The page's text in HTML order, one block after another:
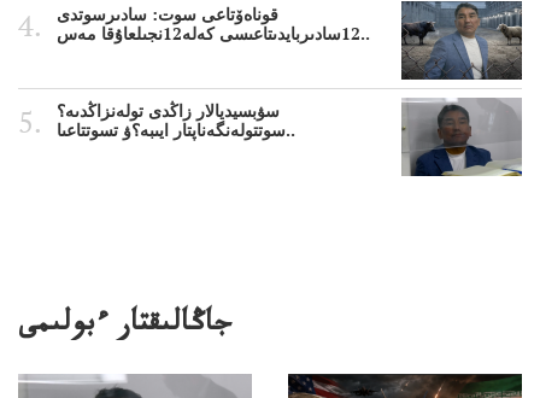
قوناەۆتاعى سوت: سادىرسوتدى
12سادىربايدىتاعىسى كەلە12نجىلعاۇقا مەس..
سۋبسيديالار زاڭدى تولەنزاڭدىە؟
سوتتولەنگەناپتار ايىبە؟ۋ تسوتتاعىا..
جاڭالىقتار ءبولىمى